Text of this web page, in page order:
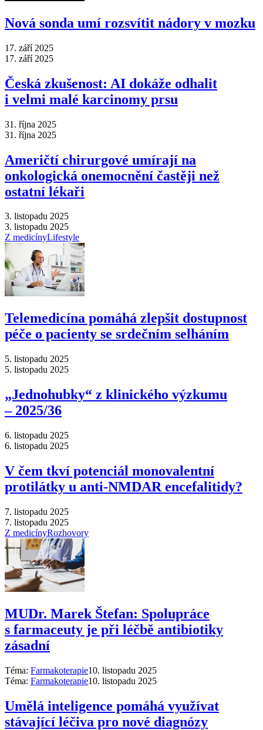
Nová sonda umí rozsvítit nádory v mozku
17. září 2025
17. září 2025
Česká zkušenost: AI dokáže odhalit
i velmi malé karcinomy prsu
31. října 2025
31. října 2025
Američtí chirurgové umírají na
onkologická onemocnění častěji než
ostatní lékaři
3. listopadu 2025
3. listopadu 2025
Z medicínyLifestyle
Telemedicína pomáhá zlepšit dostupnost
péče o pacienty se srdečním selháním
5. listopadu 2025
5. listopadu 2025
„Jednohubky“ z klinického výzkumu
–⁠ 2025/36
6. listopadu 2025
6. listopadu 2025
V čem tkví potenciál monovalentní
protilátky u anti-NMDAR encefalitidy?
7. listopadu 2025
7. listopadu 2025
Z medicínyRozhovory
MUDr. Marek Štefan: Spolupráce
s farmaceuty je při léčbě antibiotiky
zásadní
Téma: Farmakoterapie10. listopadu 2025
Téma: Farmakoterapie10. listopadu 2025
Umělá inteligence pomáhá využívat
stávající léčiva pro nové diagnózy